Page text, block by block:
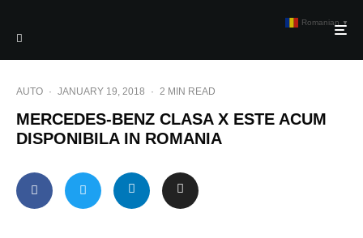
AUTO · JANUARY 19, 2018 · 2 MIN READ
MERCEDES-BENZ CLASA X ESTE ACUM
DISPONIBILA IN ROMANIA
Romanian ▼